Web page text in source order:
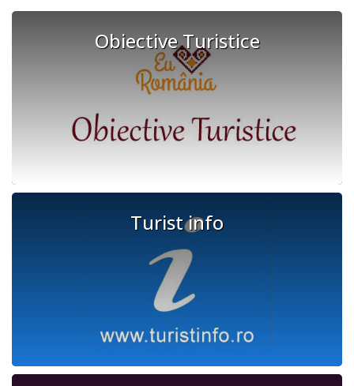
Obiective Turistice
Turist info